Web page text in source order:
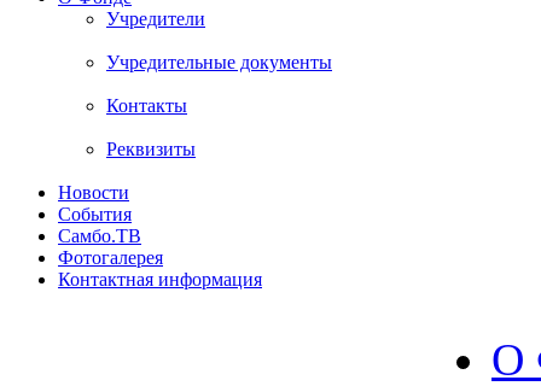
Учредители
Учредительные документы
Контакты
Реквизиты
Новости
События
Самбо.ТВ
Фотогалерея
Контактная информация
О